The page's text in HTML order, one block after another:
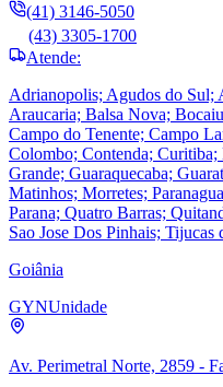
(41) 3146-5050
(43) 3305-1700
Atende:
Adrianopolis; Agudos do Sul;
Araucaria; Balsa Nova;
Campo do Tenente; Campo
Colombo; Contenda;
Grande; Guaraquecaba;
Matinhos; Morretes;
Parana; Quatro Barras;
Sao Jose Dos Pinhais; Tijucas
Goiânia
GYNUnidade
Av. Perimetral Norte, 2859 -